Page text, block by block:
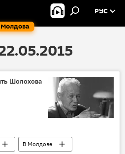
Молдова
РУС
Шолохова
В Молдове